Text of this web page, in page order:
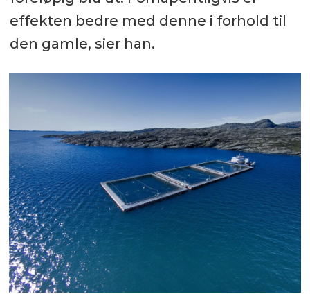
effekten bedre med denne i forhold til
den gamle, sier han.